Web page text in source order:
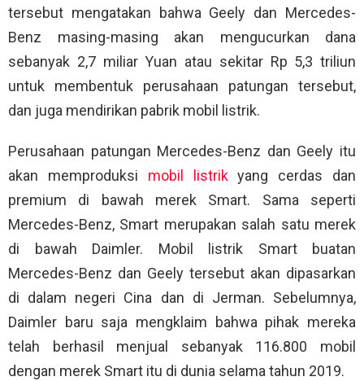
tersebut mengatakan bahwa Geely dan Mercedes-
Benz masing-masing akan mengucurkan dana
sebanyak 2,7 miliar Yuan atau sekitar Rp 5,3 triliun
untuk membentuk perusahaan patungan tersebut,
dan juga mendirikan pabrik mobil listrik.
Perusahaan patungan Mercedes-Benz dan Geely itu
akan memproduksi mobil listrikyang cerdas dan
premium di bawah merek Smart. Sama seperti
Mercedes-Benz, Smart merupakan salah satu merek
di bawah Daimler. Mobil listrik Smart buatan
Mercedes-Benz dan Geely tersebut akan dipasarkan
di dalam negeri Cina dan di Jerman. Sebelumnya,
Daimler baru saja mengklaim bahwa pihak mereka
telah berhasil menjual sebanyak 116.800 mobil
dengan merek Smart itu di dunia selama tahun 2019.